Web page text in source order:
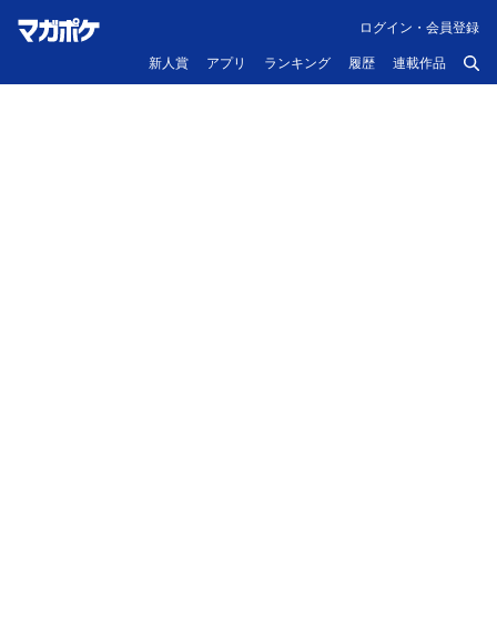
新人賞 アプリ ランキング 履歴 連載作品
ログイン・会員登録